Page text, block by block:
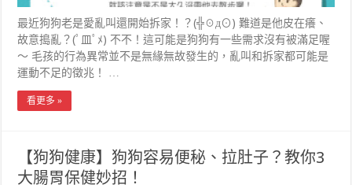
最近狗狗老是愛亂叫還開始拆家！？(╬☉д⊙) 難道是他皮在癢、
故意搗亂？(ﾟ皿ﾟﾒ) 不不！這可能是狗狗有一些需求沒有被滿足喔
～ 毛孩的行為異常並不是無緣無故發生的，亂叫和拆家都可能是
運動不足的徵兆！ …
看更多 »
【狗狗健康】狗狗容易便秘、拉肚子？教你3
大腸胃保健妙招！